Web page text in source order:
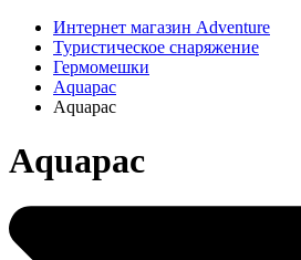
Интернет магазин Adventure
Туристическое снаряжение
Гермомешки
Aquapac
Aquapac
Aquapac